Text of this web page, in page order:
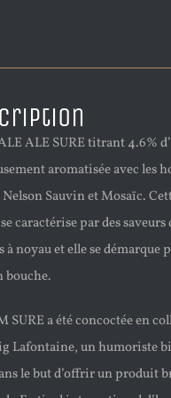
ALE SURE titrant 4.6%
aromatisée avec les
Sauvin et Mosaïc.
caractérise par des saveurs
à noyau et elle se démarque
bouche.
SURE a été concoctée en
Lafontaine, un humoriste
le but d’offrir un produit